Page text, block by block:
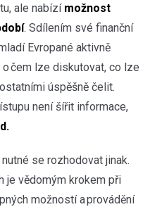
ale nabízí možnost
. Sdílením své finanční
Evropané aktivně
čem lze diskutovat, co lze
úspěšně čelit.
není šířit informace,
se rozhodovat jinak.
je vědomým krokem při
možností a provádění